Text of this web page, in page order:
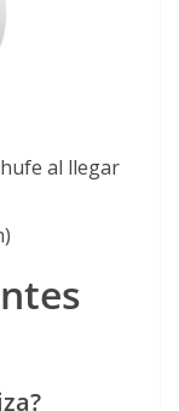
al llegar